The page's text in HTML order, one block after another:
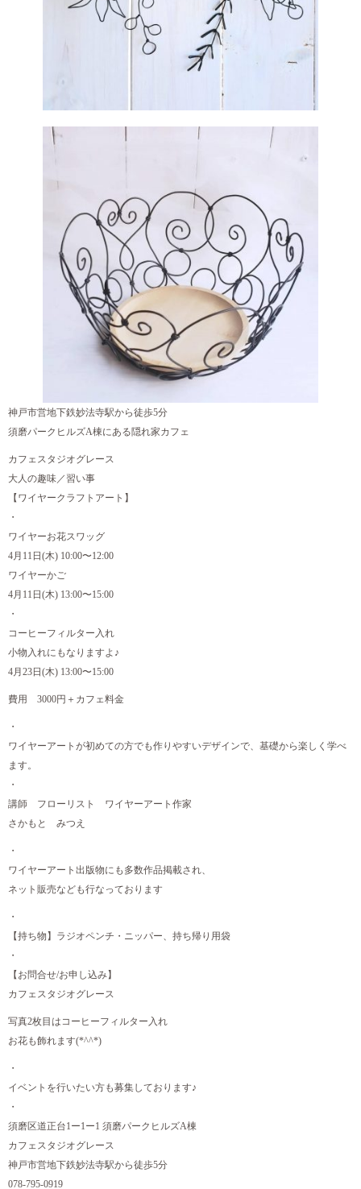
神戸市営地下鉄妙法寺駅から徒歩5分
須磨パークヒルズA棟にある隠れ家カフェ
カフェスタジオグレース
大人の趣味／習い事
【ワイヤークラフトアート】
・
ワイヤーお花スワッグ
4月11日(木) 10:00〜12:00
ワイヤーかご
4月11日(木) 13:00〜15:00
・
コーヒーフィルター入れ
小物入れにもなりますよ♪
4月23日(木) 13:00〜15:00
費用 3000円＋カフェ料金
・
ワイヤーアートが初めての方でも作りやすいデザインで、基礎から楽しく学べ
ます。
・
講師 フローリスト ワイヤーアート作家
さかもと みつえ
・
ワイヤーアート出版物にも多数作品掲載され、
ネット販売なども行なっております
・
【持ち物】ラジオペンチ・ニッパー、持ち帰り用袋
・
【お問合せ/お申し込み】
カフェスタジオグレース
写真2枚目はコーヒーフィルター入れ
お花も飾れます(*^^*)
・
イベントを行いたい方も募集しております♪
・
須磨区道正台1ー1ー1 須磨パークヒルズA棟
カフェスタジオグレース
神戸市営地下鉄妙法寺駅から徒歩5分
078-795-0919